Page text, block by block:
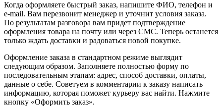
Когда оформляете быстрый заказ, напишите ФИО, телефон и
e-mail. Вам перезвонит менеджер и уточнит условия заказа.
По результатам разговора вам придет подтверждение
оформления товара на почту или через СМС. Теперь останется
только ждать доставки и радоваться новой покупке.
Оформление заказа в стандартном режиме выглядит
следующим образом. Заполняете полностью форму по
последовательным этапам: адрес, способ доставки, оплаты,
данные о себе. Советуем в комментарии к заказу написать
информацию, которая поможет курьеру вас найти. Нажмите
кнопку «Оформить заказ».